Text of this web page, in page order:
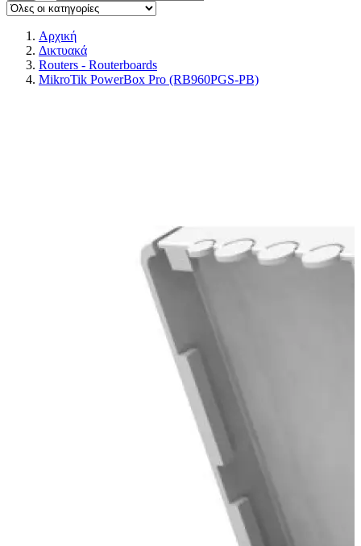
Αρχική
Δικτυακά
Routers - Routerboards
MikroTik PowerBox Pro (RB960PGS-PB)